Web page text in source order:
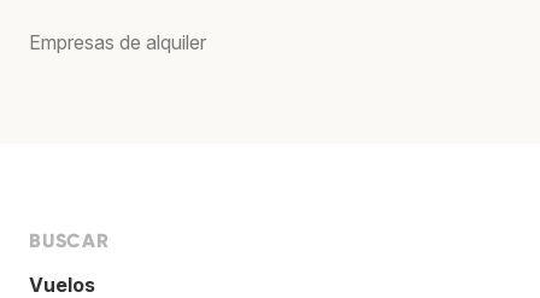
Empresas de alquiler
BUSCAR
Vuelos